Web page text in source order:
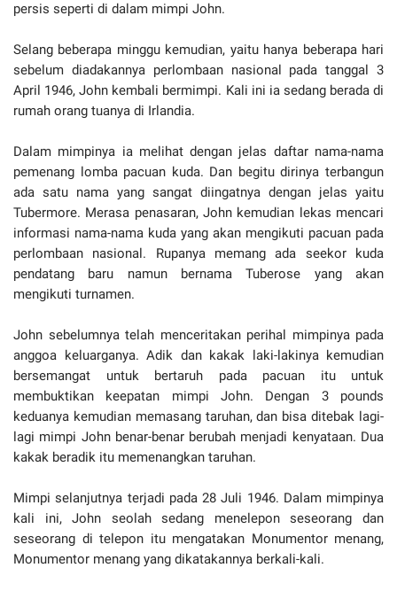
persis seperti di dalam mimpi John.
Selang beberapa minggu kemudian, yaitu hanya beberapa hari
sebelum diadakannya perlombaan nasional pada tanggal 3
April 1946, John kembali bermimpi. Kali ini ia sedang berada di
rumah orang tuanya di Irlandia.
Dalam mimpinya ia melihat dengan jelas daftar nama-nama
pemenang lomba pacuan kuda. Dan begitu dirinya terbangun
ada satu nama yang sangat diingatnya dengan jelas yaitu
Tubermore. Merasa penasaran, John kemudian lekas mencari
informasi nama-nama kuda yang akan mengikuti pacuan pada
perlombaan nasional. Rupanya memang ada seekor kuda
pendatang baru namun bernama Tuberose yang akan
mengikuti turnamen.
John sebelumnya telah menceritakan perihal mimpinya pada
anggoa keluarganya. Adik dan kakak laki-lakinya kemudian
bersemangat untuk bertaruh pada pacuan itu untuk
membuktikan keepatan mimpi John. Dengan 3 pounds
keduanya kemudian memasang taruhan, dan bisa ditebak lagi-
lagi mimpi John benar-benar berubah menjadi kenyataan. Dua
kakak beradik itu memenangkan taruhan.
Mimpi selanjutnya terjadi pada 28 Juli 1946. Dalam mimpinya
kali ini, John seolah sedang menelepon seseorang dan
seseorang di telepon itu mengatakan Monumentor menang,
Monumentor menang yang dikatakannya berkali-kali.